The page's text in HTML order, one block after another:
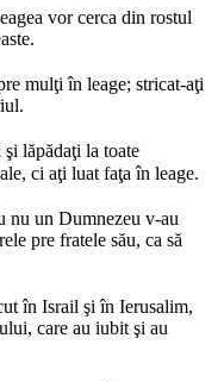
vor cerca din rostul
mulţi în leage; stricat-aţi
lăpădaţi la toate
ci aţi luat faţa în leage.
nu un Dumnezeu v-au
pre fratele său, ca să
în Israil şi în Ierusalim,
care au iubit şi au